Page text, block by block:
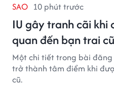
SAO 10 phút trước
IU gây tranh cãi khi
quan đến bạn trai cũ
Một chi tiết trong bài
trở thành tâm điểm khi
cũ.